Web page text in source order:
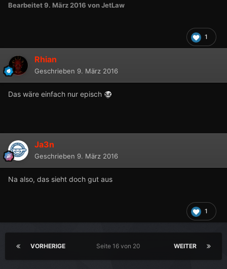
Bearbeitet9. März 2016 von JetLaw
1
Rhian
Geschrieben 9. März 2016
Das wäre einfach nur episch
Ja3n
Geschrieben 9. März 2016
Na also, das sieht doch gut aus
1
VORHERIGE WEITER
Seite 16 von 20